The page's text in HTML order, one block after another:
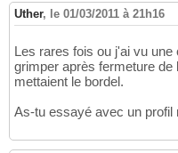
Uther, le 01/03/2011 à 21h16
Les rares fois ou j'ai vu
grimper après fermeture
mettaient le bordel.
As-tu essayé avec un profil